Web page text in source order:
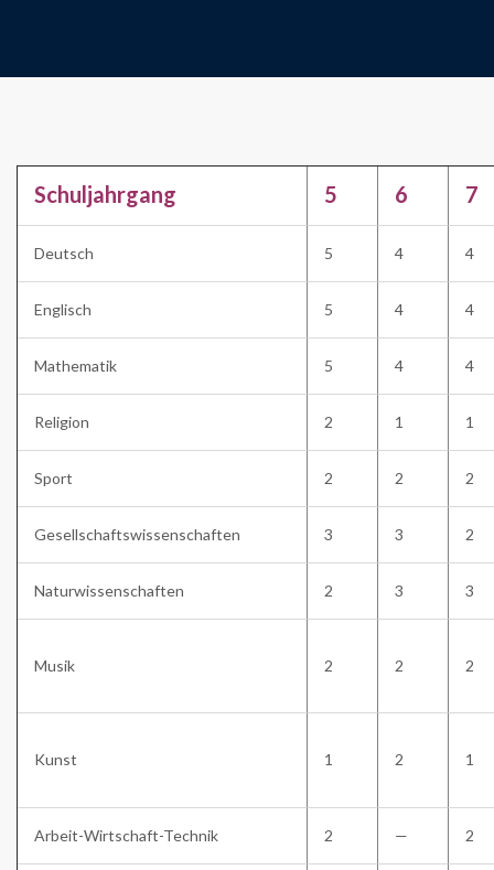
Schuljahrgang 5 6 7
Deutsch 5 4 4
Englisch 5 4 4
Mathematik 5 4 4
Religion 2 1 1
Sport 2 2 2
Gesellschaftswissenschaften 3 3 2
Naturwissenschaften 2 3 3
Musik 2 2 2
Kunst 1 2 1
Arbeit-Wirtschaft-Technik 2 — 2